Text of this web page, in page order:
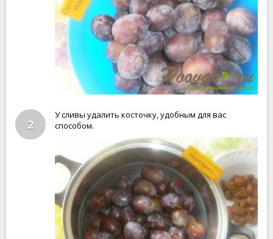
2
У сливы удалить косточку, удобным для вас
способом.